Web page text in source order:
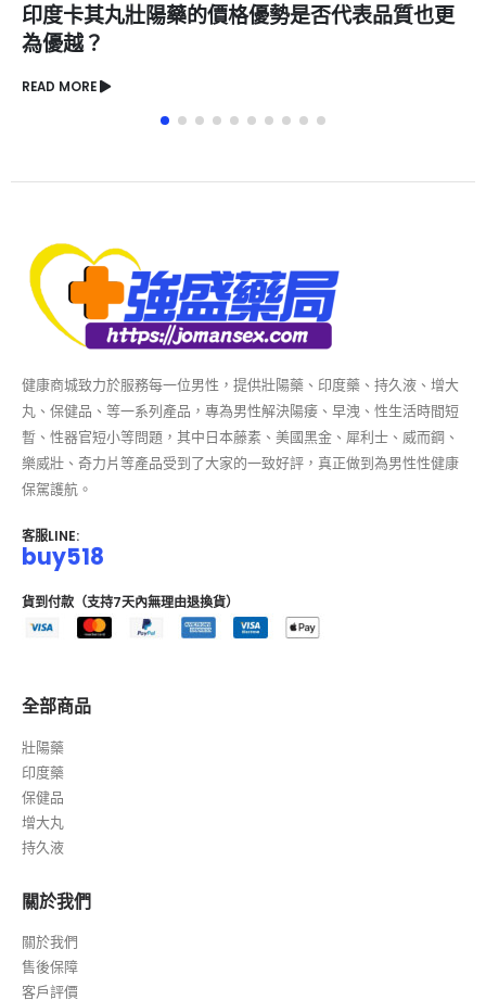
品質也更
印度艾力達雙效片的助勃和延時功能
健康商城致力於服務每一位男性，提供壯陽藥、印度藥、持久液、增大
丸、保健品、等一系列產品，專為男性解決陽痿、早洩、性生活時間短
暫、性器官短小等問題，其中日本藤素、美國黑金、犀利士、威而鋼、
樂威壯、奇力片等產品受到了大家的一致好評，真正做到為男性性健康
保駕護航。
客服LINE:
buy518
貨到付款（支持7天內無理由退換貨）
全部商品
壯陽藥
印度藥
保健品
增大丸
持久液
關於我們
關於我們
售後保障
客戶評價